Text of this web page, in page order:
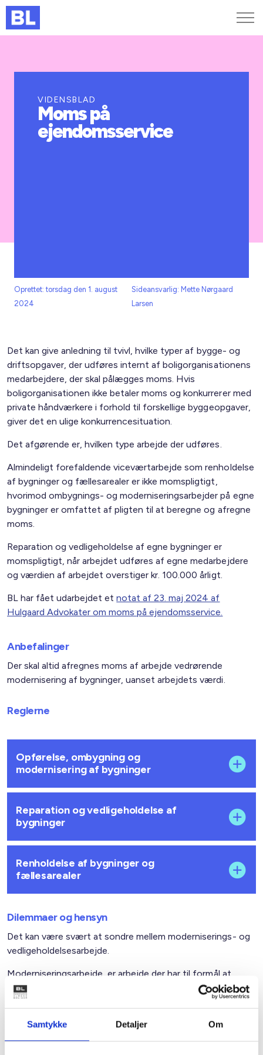
Samtykke Detaljer Om
Kurser og arrangementer
Jobportalen
VIDENSBLAD
Moms på
ejendomsservice
Oprettet: torsdag den 1. august
2024
Sideansvarlig: Mette Nørgaard
Larsen
Det kan give anledning til tvivl, hvilke typer af bygge- og
driftsopgaver, der udføres internt af boligorganisationens
medarbejdere, der skal pålægges moms. Hvis
boligorganisationen ikke betaler moms og konkurrerer med
private håndværkere i forhold til forskellige byggeopgaver,
giver det en ulige konkurrencesituation.
Det afgørende er, hvilken type arbejde der udføres.
Almindeligt forefaldende viceværtarbejde som renholdelse
af bygninger og fællesarealer er ikke momspligtigt,
hvorimod ombygnings- og moderniseringsarbejder på egne
bygninger er omfattet af pligten til at beregne og afregne
moms.
Reparation og vedligeholdelse af egne bygninger er
momspligtigt, når arbejdet udføres af egne medarbejdere
og værdien af arbejdet overstiger kr. 100.000 årligt.
BL har fået udarbejdet etnotat af 23. maj 2024 af
Hulgaard Advokater om moms på ejendomsservice.
Anbefalinger
Der skal altid afregnes moms af arbejde vedrørende
modernisering af bygninger, uanset arbejdets værdi.
Reglerne
Opførelse, ombygning og
modernisering af bygninger
Reparation og vedligeholdelse af
bygninger
Renholdelse af bygninger og
fællesarealer
Dilemmaer og hensyn
Det kan være svært at sondre mellem moderniserings- og
vedligeholdelsesarbejde.
Moderniseringsarbejde, er arbejde der har til formål at
forbedre bygningens oprindelige stand, hvorimod
vedligeholdelsesarbejde er udført med henblik på at bevare